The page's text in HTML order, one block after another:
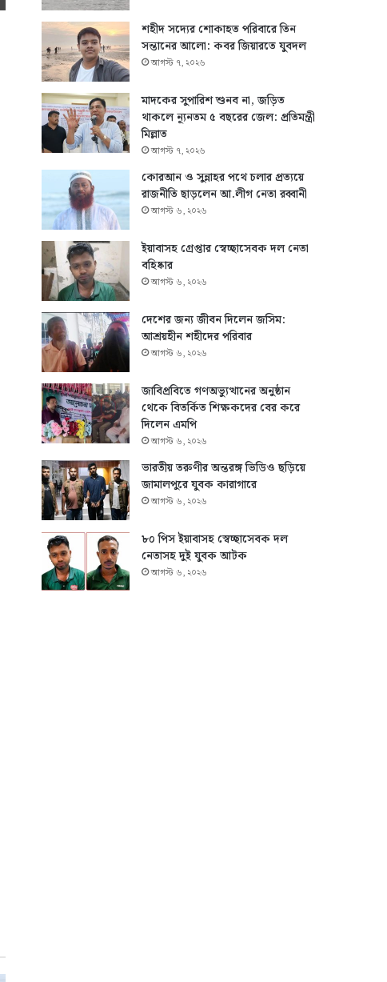
শহীদ সদ্যের শোকাহত পরিবারে তিন
সন্তানের আলো: কবর জিয়ারতে যুবদল
আগস্ট ৭, ২০২৬
মাদকের সুপারিশ শুনব না, জড়িত
থাকলে ন্যূনতম ৫ বছরের জেল: প্রতিমন্ত্রী
মিল্লাত
আগস্ট ৭, ২০২৬
কোরআন ও সুন্নাহর পথে চলার প্রত্যয়ে
রাজনীতি ছাড়লেন আ.লীগ নেতা রব্বানী
আগস্ট ৬, ২০২৬
ইয়াবাসহ গ্রেপ্তার স্বেচ্ছাসেবক দল নেতা
বহিষ্কার
আগস্ট ৬, ২০২৬
দেশের জন্য জীবন দিলেন জসিম:
আশ্রয়হীন শহীদের পরিবার
আগস্ট ৬, ২০২৬
জাবিপ্রবিতে গণঅভ্যুত্থানের অনুষ্ঠান
থেকে বিতর্কিত শিক্ষকদের বের করে
দিলেন এমপি
আগস্ট ৬, ২০২৬
ভারতীয় তরুণীর অন্তরঙ্গ ভিডিও ছড়িয়ে
জামালপুরে যুবক কারাগারে
আগস্ট ৬, ২০২৬
৮০ পিস ইয়াবাসহ স্বেচ্ছাসেবক দল
নেতাসহ দুই যুবক আটক
আগস্ট ৬, ২০২৬